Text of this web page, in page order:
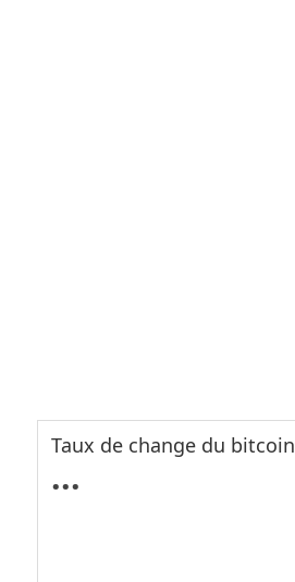
Taux de change du bitcoin
...